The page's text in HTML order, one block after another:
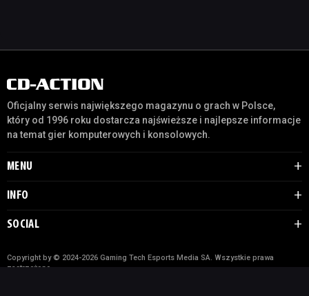
Oficjalny serwis największego magazynu o grach w Polsce,
który od 1996 roku dostarcza najświeższe i najlepsze informacje
na temat gier komputerowych i konsolowych.
MENU
INFO
SOCIAL
Copyright by © 2024-2026 Gaming Tech Esports Media SA. Wszystkie prawa
zastrzeżone.